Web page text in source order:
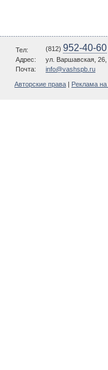
Тел: (812) 952-40-60
Адрес:
ул. Варшавская,
Почта:
info@vashspb.ru
Авторские права Реклама на